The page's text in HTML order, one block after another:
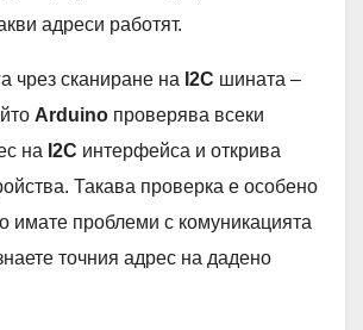
адреси работят.
чрез сканиране на I2C шината –
Arduino проверява всеки
на I2C интерфейса и открива
Такава проверка е особено
имате проблеми с комуникацията
точния адрес на дадено